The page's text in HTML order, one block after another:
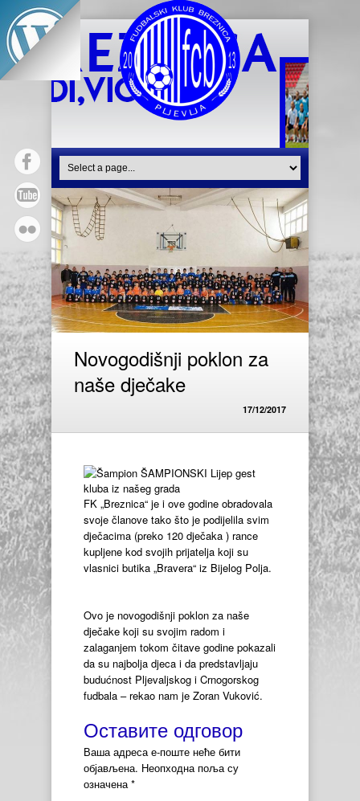
Novogodišnji poklon za
naše dječake
17/12/2017
FK „Breznica“ je i ove godine obradovala
svoje članove tako što je podijelila svim
dječacima (preko 120 dječaka ) rance
kupljene kod svojih prijatelja koji su
vlasnici butika „Bravera“ iz Bijelog Polja.
Ovo je novogodišnji poklon za naše
dječake koji su svojim radom i
zalaganjem tokom čitave godine pokazali
da su najbolja djeca i da predstavljaju
budućnost Pljevaljskog i Crnogorskog
fudbala – rekao nam je Zoran Vuković.
Оставите одговор
Ваша адреса е-поште неће бити
објављена. Неопходна поља су
означена *